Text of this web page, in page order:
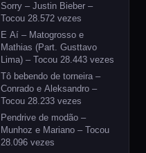
Sorry – Justin Bieber –
Tocou 28.572 vezes
E Aí – Matogrosso e
Mathias (Part. Gusttavo
Lima) – Tocou 28.443 vezes
Tô bebendo de torneira –
Conrado e Aleksandro –
Tocou 28.233 vezes
Pendrive de modão –
Munhoz e Mariano – Tocou
28.096 vezes